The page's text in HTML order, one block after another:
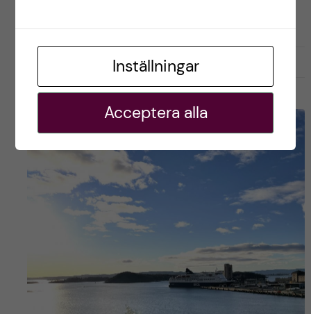
februari 12, 2022 0
Inställningar
Acceptera alla